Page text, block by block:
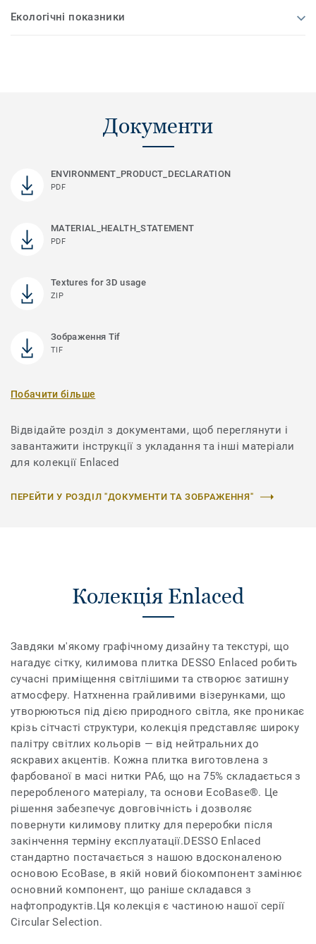
Екологічні показники
Документи
ENVIRONMENT_PRODUCT_DECLARATION
PDF
MATERIAL_HEALTH_STATEMENT
PDF
Textures for 3D usage
ZIP
Зображення Tif
TIF
Побачити більше
Відвідайте розділ з документами, щоб переглянути і
завантажити інструкції з укладання та інші матеріали
для колекції Enlaced
ПЕРЕЙТИ У РОЗДІЛ "ДОКУМЕНТИ ТА ЗОБРАЖЕННЯ"
Колекція Enlaced
Завдяки м'якому графічному дизайну та текстурі, що
нагадує сітку, килимова плитка DESSO Enlaced робить
сучасні приміщення світлішими та створює затишну
атмосферу. Натхненна грайливими візерунками, що
утворюються під дією природного світла, яке проникає
крізь сітчасті структури, колекція представляє широку
палітру світлих кольорів — від нейтральних до
яскравих акцентів. Кожна плитка виготовлена з
фарбованої в масі нитки PA6, що на 75% складається з
переробленого матеріалу, та основи EcoBase®. Це
рішення забезпечує довговічність і дозволяє
повернути килимову плитку для переробки після
закінчення терміну експлуатації.DESSO Enlaced
стандартно постачається з нашою вдосконаленою
основою EcoBase, в якій новий біокомпонент замінює
основний компонент, що раніше складався з
нафтопродуктів.Ця колекція є частиною нашої серії
Circular Selection.